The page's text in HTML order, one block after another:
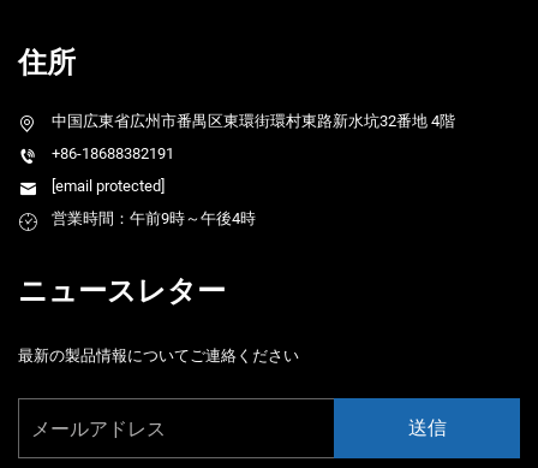
住所
中国広東省広州市番禺区東環街環村東路新水坑32番地 4階
+86-18688382191
[email protected]
営業時間：午前9時～午後4時
ニュースレター
最新の製品情報についてご連絡ください
送信